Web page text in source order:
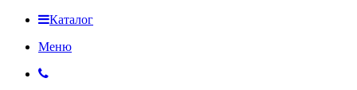
Каталог
Меню